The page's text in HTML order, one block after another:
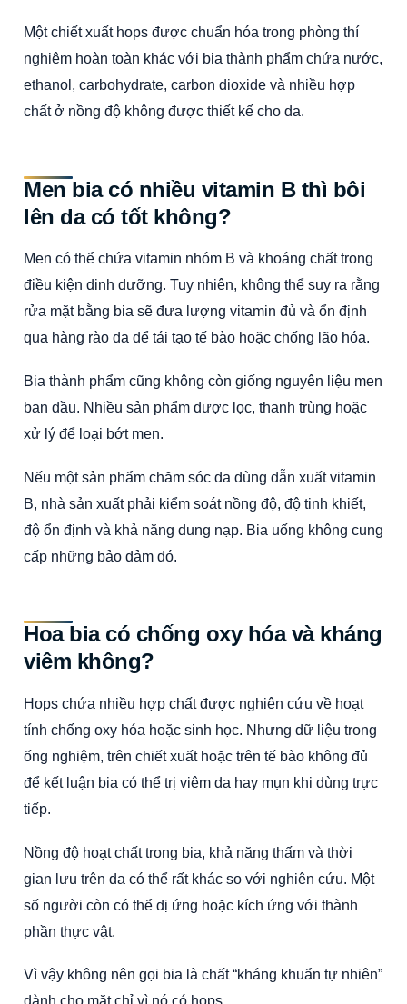
Một chiết xuất hops được chuẩn hóa trong phòng thí
nghiệm hoàn toàn khác với bia thành phẩm chứa nước,
ethanol, carbohydrate, carbon dioxide và nhiều hợp
chất ở nồng độ không được thiết kế cho da.
Men bia có nhiều vitamin B thì bôi
lên da có tốt không?
Men có thể chứa vitamin nhóm B và khoáng chất trong
điều kiện dinh dưỡng. Tuy nhiên, không thể suy ra rằng
rửa mặt bằng bia sẽ đưa lượng vitamin đủ và ổn định
qua hàng rào da để tái tạo tế bào hoặc chống lão hóa.
Bia thành phẩm cũng không còn giống nguyên liệu men
ban đầu. Nhiều sản phẩm được lọc, thanh trùng hoặc
xử lý để loại bớt men.
Nếu một sản phẩm chăm sóc da dùng dẫn xuất vitamin
B, nhà sản xuất phải kiểm soát nồng độ, độ tinh khiết,
độ ổn định và khả năng dung nạp. Bia uống không cung
cấp những bảo đảm đó.
Hoa bia có chống oxy hóa và kháng
viêm không?
Hops chứa nhiều hợp chất được nghiên cứu về hoạt
tính chống oxy hóa hoặc sinh học. Nhưng dữ liệu trong
ống nghiệm, trên chiết xuất hoặc trên tế bào không đủ
để kết luận bia có thể trị viêm da hay mụn khi dùng trực
tiếp.
Nồng độ hoạt chất trong bia, khả năng thấm và thời
gian lưu trên da có thể rất khác so với nghiên cứu. Một
số người còn có thể dị ứng hoặc kích ứng với thành
phần thực vật.
Vì vậy không nên gọi bia là chất “kháng khuẩn tự nhiên”